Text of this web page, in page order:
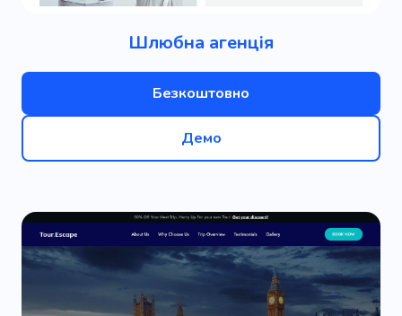
Шлюбна агенція
Безкоштовно
Демо